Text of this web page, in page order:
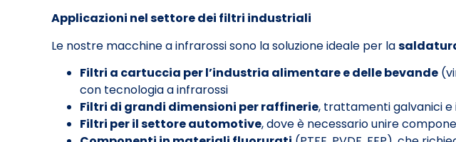
Applicazioni nel settore dei filtri industriali
Le nostre macchine a infrarossi sono la soluzione ideale per la
Filtri a cartuccia per l’industria alimentare e delle bevande
con tecnologia a infrarossi
Filtri di grandi dimensioni per raffinerie, trattamenti galvanici e
Filtri per il settore automotive, dove è necessario unire